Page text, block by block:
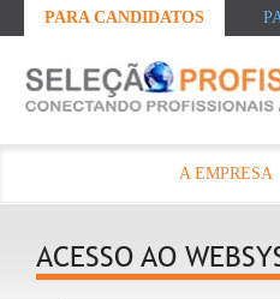
PARA CANDIDATOS
A EMPRESA
ACESSO AO